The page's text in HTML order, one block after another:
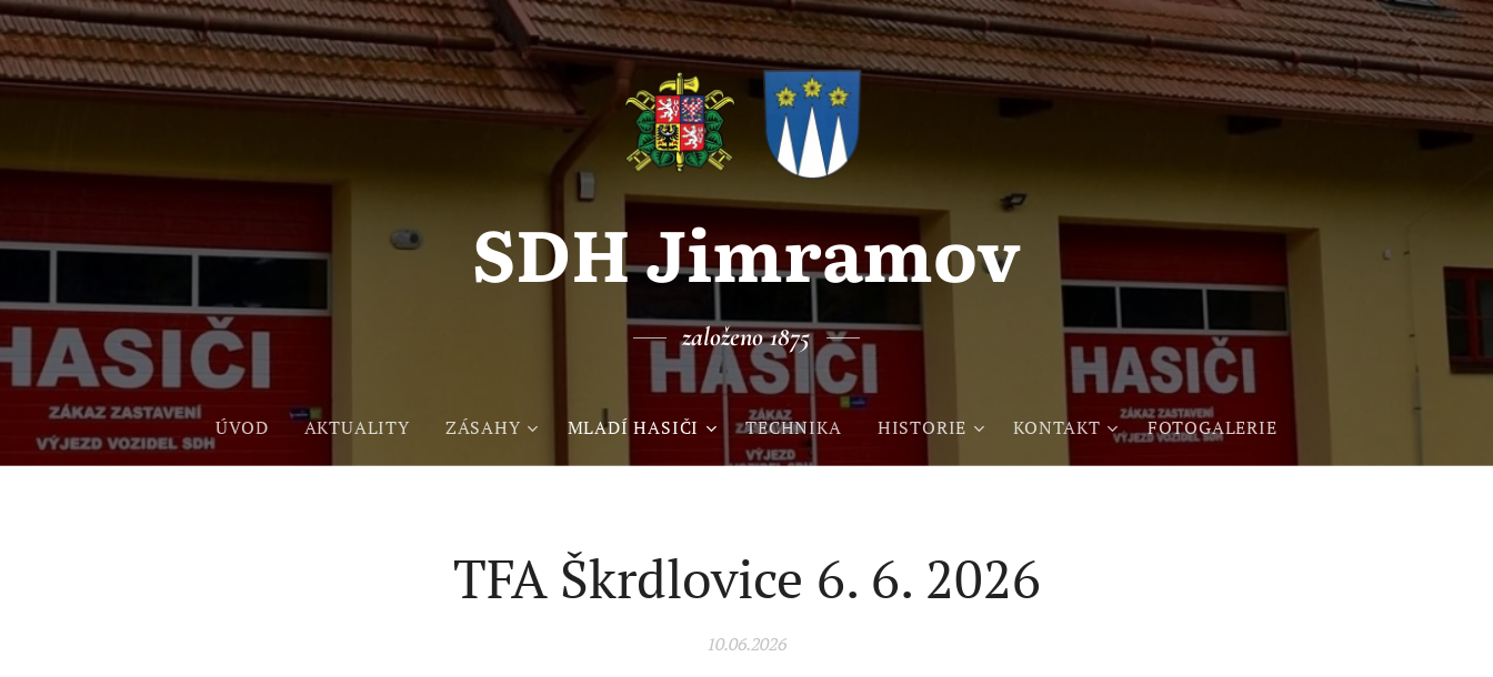
SDH Jimramov
založeno 1875
ÚVOD AKTUALITY ZÁSAHY MLADÍ HASIČI TECHNIKA HISTORIE KONTAKT FOTOGALERIE
TFA Škrdlovice 6. 6. 2026
10.06.2026